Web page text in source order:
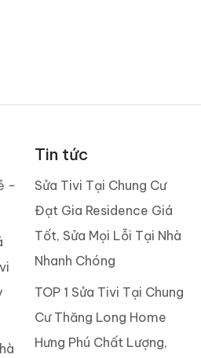
-
Tin tức
Sửa Tivi Tại Chung Cư
Đạt Gia Residence Giá
Tốt, Sửa Mọi Lỗi Tại Nhà
Nhanh Chóng
TOP 1 Sửa Tivi Tại Chung
Cư Thăng Long Home
Hưng Phú Chất Lượng,